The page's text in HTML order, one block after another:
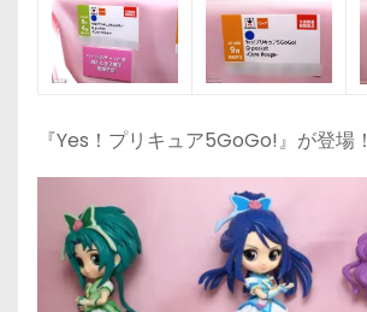
『Yes！プリキュア5GoGo!』が登場！